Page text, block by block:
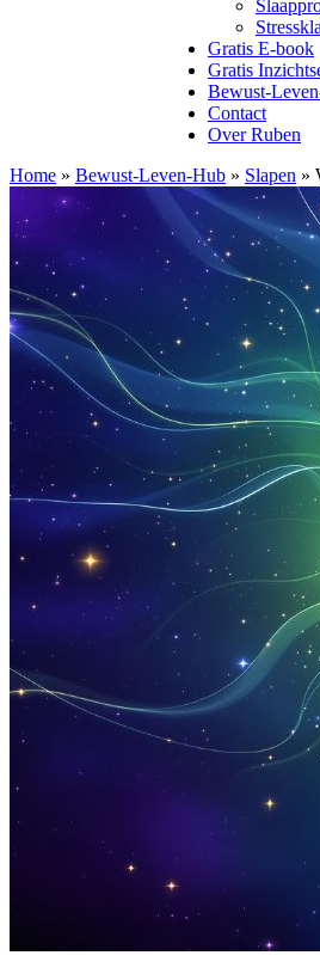
Gratis E-book
Gratis
Bewust-
Contact
Over Ruben
Home » Bewust-Leven-Hub » Slapen »